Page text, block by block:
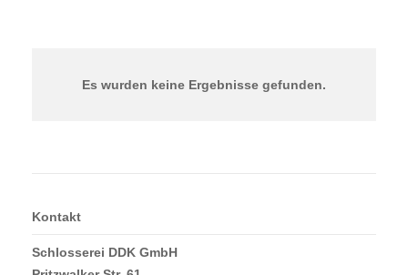
Es wurden keine Ergebnisse gefunden.
Kontakt
Schlosserei DDK GmbH